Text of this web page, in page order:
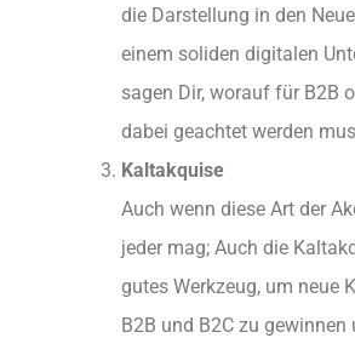
die Darstellung in den
einem soliden digitalen
sagen Dir, worauf für B2B
dabei geachtet werden
Kaltakquise
Auch wenn diese Art der
jeder mag; Auch die
gutes Werkzeug, um neue
B2B und B2C zu gewinnen